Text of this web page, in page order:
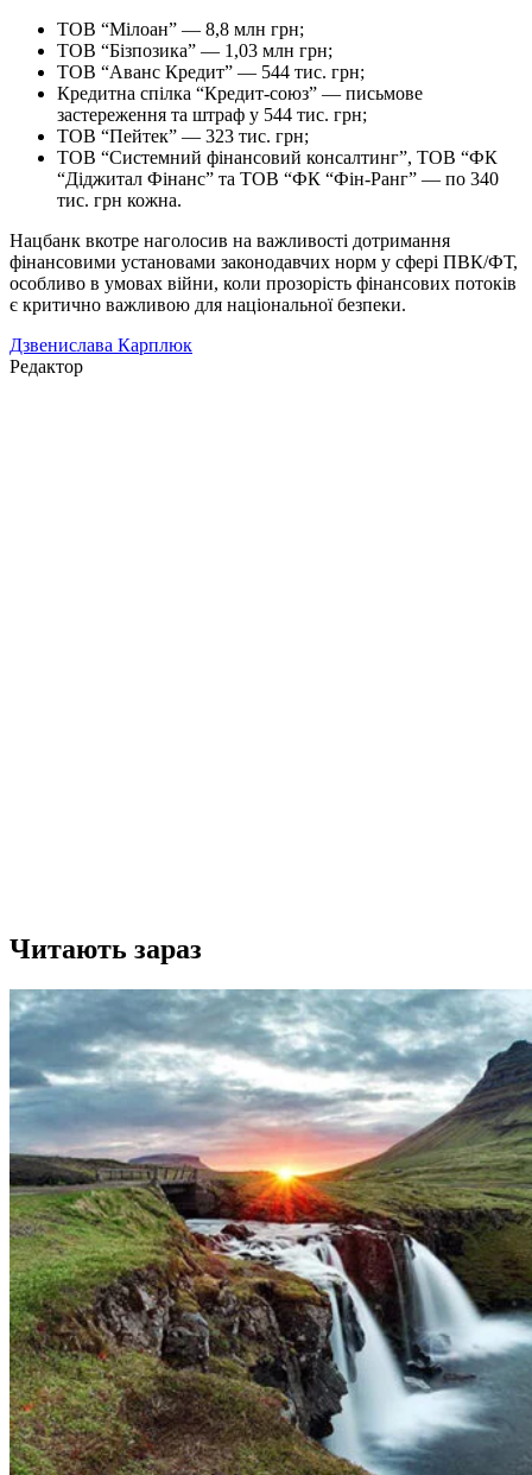
ТОВ “Мілоан” — 8,8 млн грн;
ТОВ “Бізпозика” — 1,03 млн грн;
ТОВ “Аванс Кредит” — 544 тис. грн;
Кредитна спілка “Кредит-союз” — письмове
застереження та штраф у 544 тис. грн;
ТОВ “Пейтек” — 323 тис. грн;
ТОВ “Системний фінансовий консалтинг”, ТОВ “ФК
“Діджитал Фінанс” та ТОВ “ФК “Фін-Ранг” — по 340
тис. грн кожна.
Нацбанк вкотре наголосив на важливості дотримання
фінансовими установами законодавчих норм у сфері ПВК/ФТ,
особливо в умовах війни, коли прозорість фінансових потоків
є критично важливою для національної безпеки.
Дзвенислава Карплюк
Редактор
Читають зараз